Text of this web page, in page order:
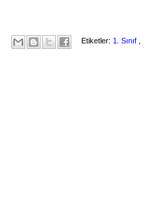
Etiketler: 1. Sınıf